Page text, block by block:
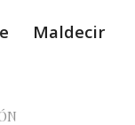
Maldecir